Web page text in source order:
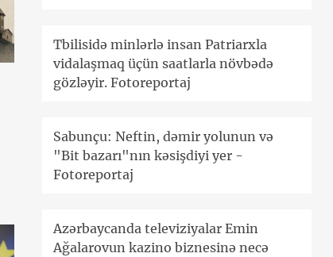
Tbilisidə minlərlə insan Patriarxla
vidalaşmaq üçün saatlarla növbədə
gözləyir. Fotoreportaj
Sabunçu: Neftin, dəmir yolunun və
"Bit bazarı"nın kəsişdiyi yer -
Fotoreportaj
Azərbaycanda televiziyalar Emin
Ağalarovun kazino biznesinə necə